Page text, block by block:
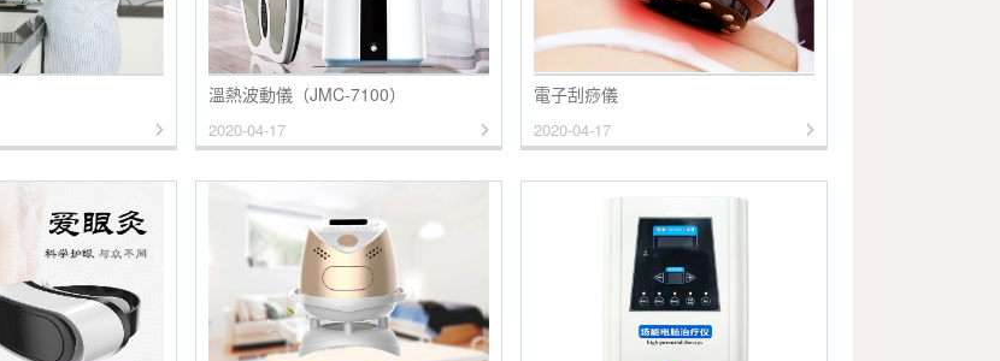
溫熱波動儀（JMC-7100）
2020-04-17
電子刮痧儀
2020-04-17